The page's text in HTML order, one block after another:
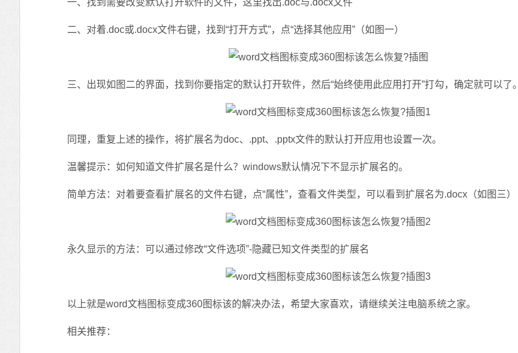
一、找到需要改变默认打开软件的文件，这里找出.doc与.docx文件
二、对着.doc或.docx文件右键，找到“打开方式”，点“选择其他应用”（如图一）
三、出现如图二的界面，找到你要指定的默认打开软件，然后“始终使用此应用打开”打勾，确定就可以了。
同理，重复上述的操作，将扩展名为doc、.ppt、.pptx文件的默认打开应用也设置一次。
温馨提示：如何知道文件扩展名是什么？windows默认情况下不显示扩展名的。
简单方法：对着要查看扩展名的文件右键，点“属性”，查看文件类型，可以看到扩展名为.docx（如图三）
永久显示的方法：可以通过修改“文件选项”-隐藏已知文件类型的扩展名
以上就是word文档图标变成360图标该的解决办法，希望大家喜欢，请继续关注电脑系统之家。
相关推荐：